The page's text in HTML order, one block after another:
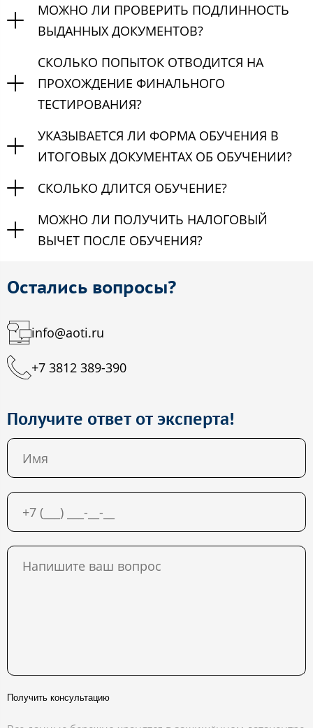
МОЖНО ЛИ ПРОВЕРИТЬ ПОДЛИННОСТЬ
ВЫДАННЫХ ДОКУМЕНТОВ?
СКОЛЬКО ПОПЫТОК ОТВОДИТСЯ НА
ПРОХОЖДЕНИЕ ФИНАЛЬНОГО
ТЕСТИРОВАНИЯ?
УКАЗЫВАЕТСЯ ЛИ ФОРМА ОБУЧЕНИЯ В
ИТОГОВЫХ ДОКУМЕНТАХ ОБ ОБУЧЕНИИ?
СКОЛЬКО ДЛИТСЯ ОБУЧЕНИЕ?
МОЖНО ЛИ ПОЛУЧИТЬ НАЛОГОВЫЙ
ВЫЧЕТ ПОСЛЕ ОБУЧЕНИЯ?
Остались вопросы?
info@aoti.ru
+7 3812 389-390
Получите ответ от эксперта!
Получить консультацию